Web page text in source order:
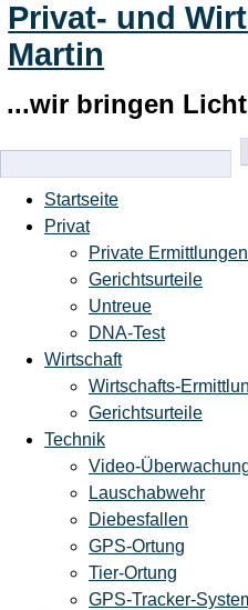
Privat- und
Martin
...wir bringen
Startseite
Privat
Private Ermittlungen
Gerichtsurteile
Untreue
DNA-Test
Wirtschaft
Wirtschafts-
Gerichtsurteile
Technik
Video-
Lauschabwehr
Diebesfallen
GPS-Ortung
Tier-Ortung
GPS-Tracker-